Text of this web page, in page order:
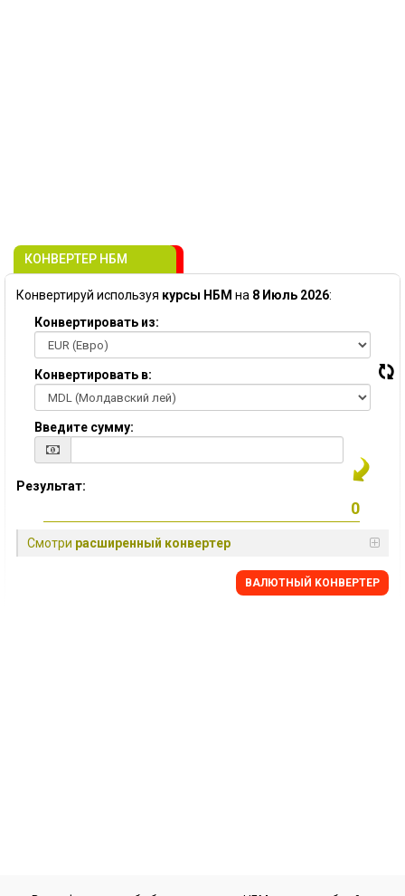
КОНВЕРТЕР НБМ
Конвертируй используя курсы НБМ на 8 Июль 2026:
Конвертировать из:
Конвертировать в:
Введите сумму:
Результат:
Смотри расширенный конвертер
BАЛЮТНЫЙ KОНВЕРТЕР